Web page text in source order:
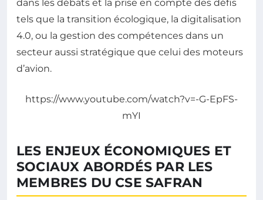
dans les débats et la prise en compte des défis
tels que la transition écologique, la digitalisation
4.0, ou la gestion des compétences dans un
secteur aussi stratégique que celui des moteurs
d’avion.
https://www.youtube.com/watch?v=-G-EpFS-
mYI
LES ENJEUX ÉCONOMIQUES ET
SOCIAUX ABORDÉS PAR LES
MEMBRES DU CSE SAFRAN